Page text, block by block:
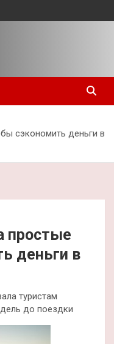
сэкономить деньги в
простые
деньги в
туристам
до поездки